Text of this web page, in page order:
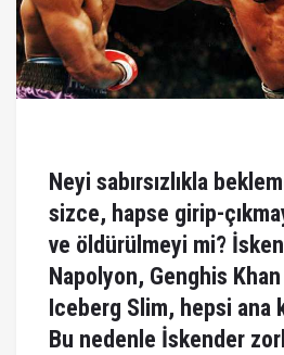
Neyi sabırsızlıkla
sizce, hapse girip-
ve öldürülmeyi mi?
Napolyon, Genghis
Iceberg Slim, hepsi ana
Bu nedenle İskender